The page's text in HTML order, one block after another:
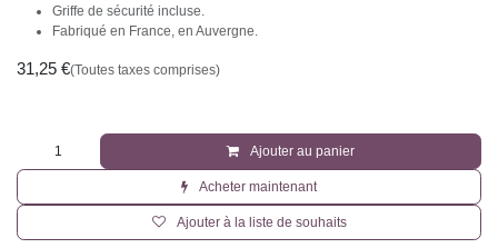
Griffe de sécurité incluse.
Fabriqué en France, en Auvergne.
31,25 €(Toutes taxes comprises)
Ajouter au panier
Acheter maintenant
Ajouter à la liste de souhaits